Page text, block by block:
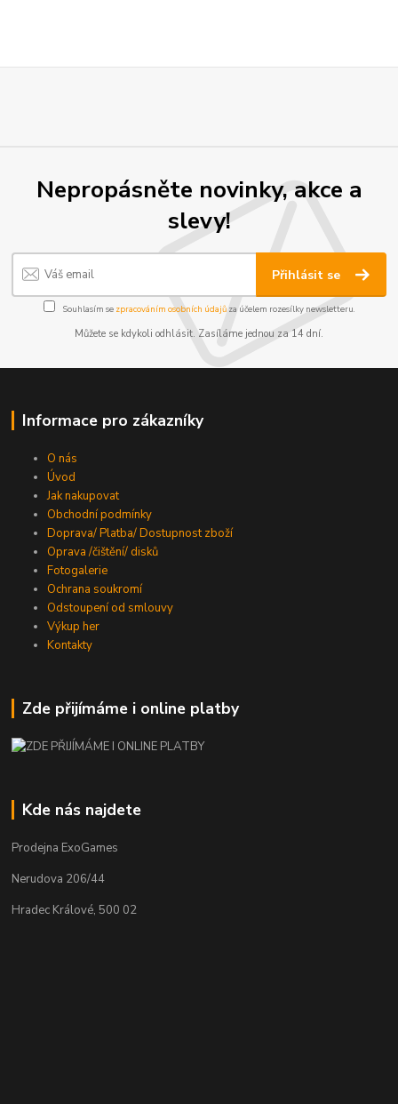
Nepropásněte novinky, akce a
slevy!
Přihlásit se
Souhlasím se zpracováním osobních údajůza účelem rozesílky newsletteru.
Můžete se kdykoli odhlásit. Zasíláme jednou za 14 dní.
Informace pro zákazníky
O nás
Úvod
Jak nakupovat
Obchodní podmínky
Doprava/ Platba/ Dostupnost zboží
Oprava /čištění/ disků
Fotogalerie
Ochrana soukromí
Odstoupení od smlouvy
Výkup her
Kontakty
Zde přijímáme i online platby
Kde nás najdete
Prodejna ExoGames
Nerudova 206/44
Hradec Králové, 500 02